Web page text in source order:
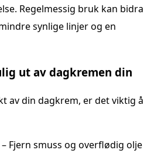
Regelmessig bruk kan bidra
synlige linjer og en
ut av dagkremen din
av din dagkrem, er det viktig å
– Fjern smuss og overflødig olje